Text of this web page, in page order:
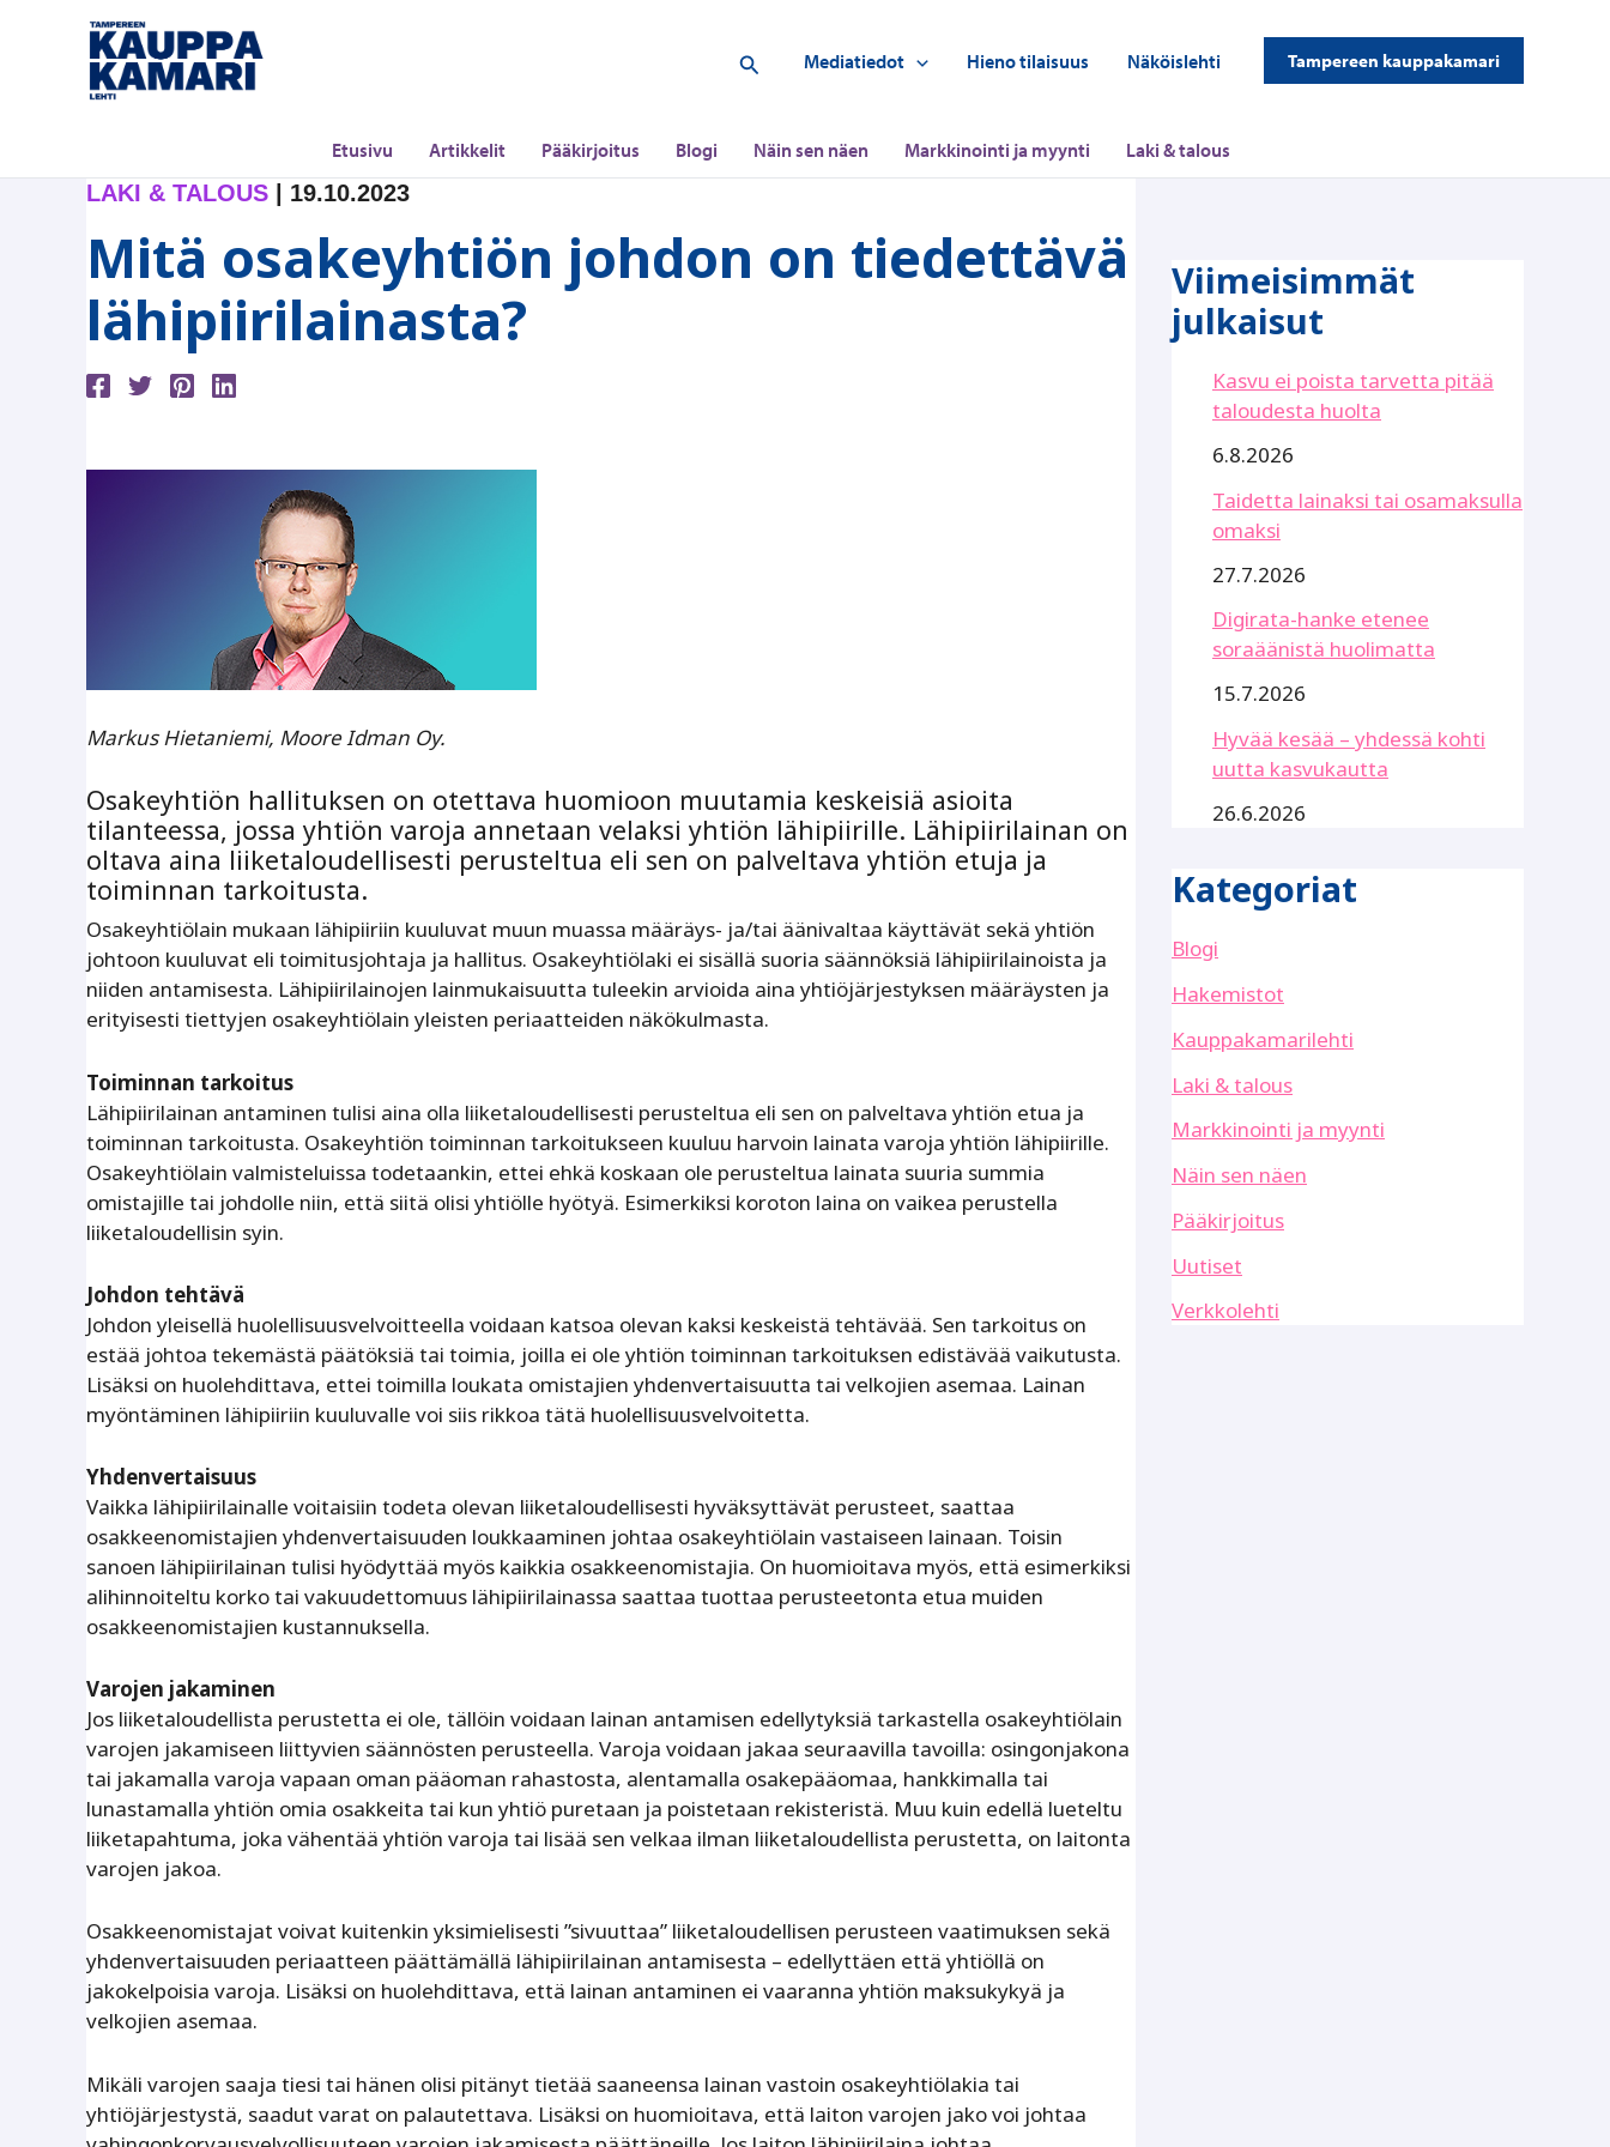
Hae Mediatiedot Hieno tilaisuus Näköislehti Tampereen kauppakamari
Etusivu Artikkelit Pääkirjoitus Blogi Näin sen näen Markkinointi ja myynti Laki & talous
LAKI & TALOUS | 19.10.2023
Mitä osakeyhtiön johdon on tiedettävä
lähipiirilainasta?
Markus Hietaniemi, Moore Idman Oy.
Osakeyhtiön hallituksen on otettava huomioon muutamia keskeisiä asioita
tilanteessa, jossa yhtiön varoja annetaan velaksi yhtiön lähipiirille. Lähipiirilainan on
oltava aina liiketaloudellisesti perusteltua eli sen on palveltava yhtiön etuja ja
toiminnan tarkoitusta.
Osakeyhtiölain mukaan lähipiiriin kuuluvat muun muassa määräys- ja/tai äänivaltaa käyttävät sekä yhtiön
johtoon kuuluvat eli toimitusjohtaja ja hallitus. Osakeyhtiölaki ei sisällä suoria säännöksiä lähipiirilainoista ja
niiden antamisesta. Lähipiirilainojen lainmukaisuutta tuleekin arvioida aina yhtiöjärjestyksen määräysten ja
erityisesti tiettyjen osakeyhtiölain yleisten periaatteiden näkökulmasta.
Toiminnan tarkoitus
Lähipiirilainan antaminen tulisi aina olla liiketaloudellisesti perusteltua eli sen on palveltava yhtiön etua ja
toiminnan tarkoitusta. Osakeyhtiön toiminnan tarkoitukseen kuuluu harvoin lainata varoja yhtiön lähipiirille.
Osakeyhtiölain valmisteluissa todetaankin, ettei ehkä koskaan ole perusteltua lainata suuria summia
omistajille tai johdolle niin, että siitä olisi yhtiölle hyötyä. Esimerkiksi koroton laina on vaikea perustella
liiketaloudellisin syin.
Johdon tehtävä
Johdon yleisellä huolellisuusvelvoitteella voidaan katsoa olevan kaksi keskeistä tehtävää. Sen tarkoitus on
estää johtoa tekemästä päätöksiä tai toimia, joilla ei ole yhtiön toiminnan tarkoituksen edistävää vaikutusta.
Lisäksi on huolehdittava, ettei toimilla loukata omistajien yhdenvertaisuutta tai velkojien asemaa. Lainan
myöntäminen lähipiiriin kuuluvalle voi siis rikkoa tätä huolellisuusvelvoitetta.
Yhdenvertaisuus
Vaikka lähipiirilainalle voitaisiin todeta olevan liiketaloudellisesti hyväksyttävät perusteet, saattaa
osakkeenomistajien yhdenvertaisuuden loukkaaminen johtaa osakeyhtiölain vastaiseen lainaan. Toisin
sanoen lähipiirilainan tulisi hyödyttää myös kaikkia osakkeenomistajia. On huomioitava myös, että esimerkiksi
alihinnoiteltu korko tai vakuudettomuus lähipiirilainassa saattaa tuottaa perusteetonta etua muiden
osakkeenomistajien kustannuksella.
Varojen jakaminen
Jos liiketaloudellista perustetta ei ole, tällöin voidaan lainan antamisen edellytyksiä tarkastella osakeyhtiölain
varojen jakamiseen liittyvien säännösten perusteella. Varoja voidaan jakaa seuraavilla tavoilla: osingonjakona
tai jakamalla varoja vapaan oman pääoman rahastosta, alentamalla osakepääomaa, hankkimalla tai
lunastamalla yhtiön omia osakkeita tai kun yhtiö puretaan ja poistetaan rekisteristä. Muu kuin edellä lueteltu
liiketapahtuma, joka vähentää yhtiön varoja tai lisää sen velkaa ilman liiketaloudellista perustetta, on laitonta
varojen jakoa.
Osakkeenomistajat voivat kuitenkin yksimielisesti ”sivuuttaa” liiketaloudellisen perusteen vaatimuksen sekä
yhdenvertaisuuden periaatteen päättämällä lähipiirilainan antamisesta – edellyttäen että yhtiöllä on
jakokelpoisia varoja. Lisäksi on huolehdittava, että lainan antaminen ei vaaranna yhtiön maksukykyä ja
velkojien asemaa.
Mikäli varojen saaja tiesi tai hänen olisi pitänyt tietää saaneensa lainan vastoin osakeyhtiölakia tai
yhtiöjärjestystä, saadut varat on palautettava. Lisäksi on huomioitava, että laiton varojen jako voi johtaa
Viimeisimmät
julkaisut
Kasvu ei poista tarvetta pitää
taloudesta huolta
6.8.2026
Taidetta lainaksi tai osamaksulla
omaksi
27.7.2026
Digirata-hanke etenee
soraäänistä huolimatta
15.7.2026
Hyvää kesää – yhdessä kohti
uutta kasvukautta
26.6.2026
Kategoriat
Blogi
Hakemistot
Kauppakamarilehti
Laki & talous
Markkinointi ja myynti
Näin sen näen
Pääkirjoitus
Uutiset
Verkkolehti